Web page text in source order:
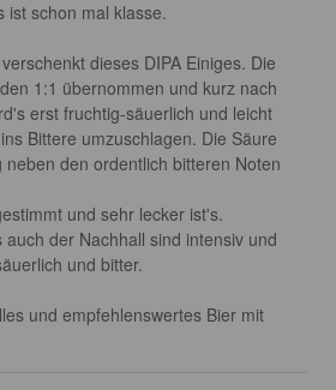
ist schon mal klasse.
dieses DIPA Einiges. Die
1:1 übernommen und kurz nach
erst fruchtig-säuerlich und leicht
Bittere umzuschlagen. Die Säure
den ordentlich bitteren Noten
und sehr lecker ist's.
der Nachhall sind intensiv und
und bitter.
und empfehlenswertes Bier mit